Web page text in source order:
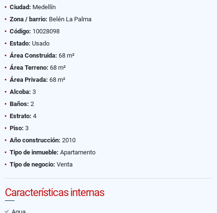
Ciudad: Medellín
Zona / barrio: Belén La Palma
Código: 10028098
Estado: Usado
Área Construida: 68 m²
Área Terreno: 68 m²
Área Privada: 68 m²
Alcoba: 3
Baños: 2
Estrato: 4
Piso: 3
Año construcción: 2010
Tipo de inmueble: Apartamento
Tipo de negocio: Venta
Características internas